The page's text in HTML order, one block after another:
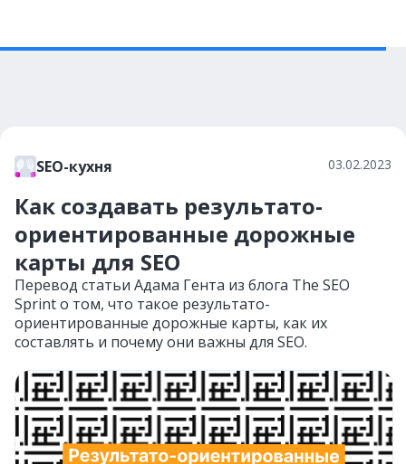
SEO-кухня 03.02.2023
Как создавать результато-
ориентированные дорожные
карты для SEO
Перевод статьи Адама Гента из блога The SEO
Sprint о том, что такое результато-
ориентированные дорожные карты, как их
составлять и почему они важны для SEO.